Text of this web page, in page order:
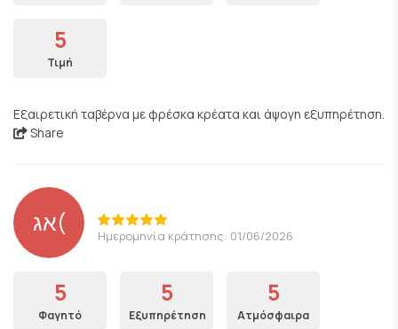
5
Τιμή
Εξαιρετική ταβέρνα με φρέσκα κρέατα και άψογη εξυπηρέτηση.
Share
אג( Ημερομηνία κράτησης: 01/06/2026
5
Φαγητό
5
Εξυπηρέτηση
5
Ατμόσφαιρα